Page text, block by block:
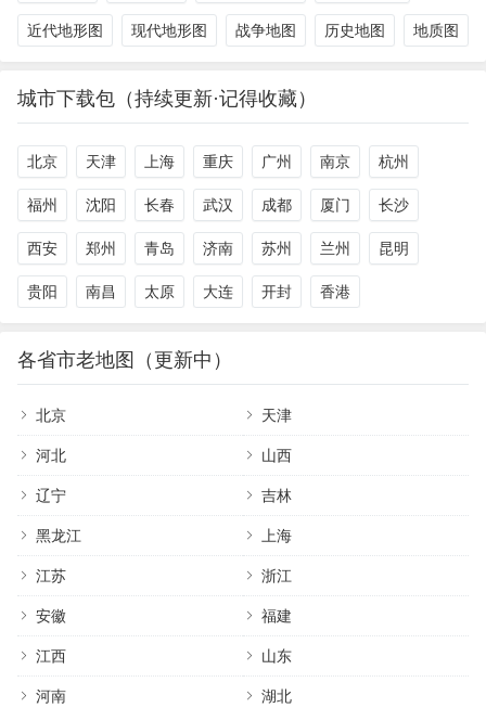
近代地形图 现代地形图 战争地图 历史地图 地质图
城市下载包（持续更新·记得收藏）
北京 天津 上海 重庆 广州 南京 杭州
福州 沈阳 长春 武汉 成都 厦门 长沙
西安 郑州 青岛 济南 苏州 兰州 昆明
贵阳 南昌 太原 大连 开封 香港
各省市老地图（更新中）
北京 天津
河北 山西
辽宁 吉林
黑龙江 上海
江苏 浙江
安徽 福建
江西 山东
河南 湖北